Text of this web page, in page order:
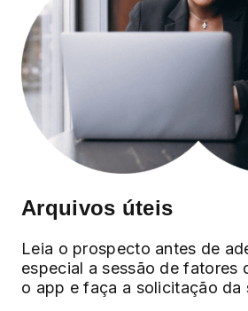
Arquivos úteis
Leia o prospecto antes de
especial a sessão de fatores
o app e faça a solicitação da